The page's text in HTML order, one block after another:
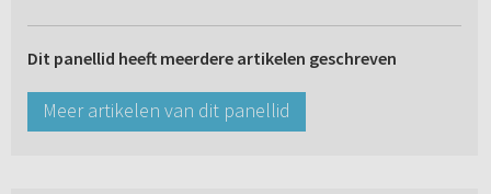
Dit panellid heeft meerdere artikelen geschreven
Meer artikelen van dit panellid